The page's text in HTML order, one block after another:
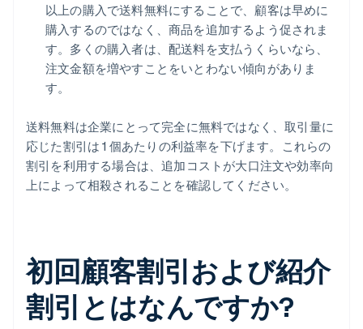
以上の購入で送料無料にすることで、顧客は早めに
購入するのではなく、商品を追加するよう促されま
す。多くの購入者は、配送料を支払うくらいなら、
注文金額を増やすことをいとわない傾向がありま
す。
送料無料は企業にとって完全に無料ではなく、取引量に
応じた割引は 1 個あたりの利益率を下げます。これらの
割引を利用する場合は、追加コストが大口注文や効率向
上によって相殺されることを確認してください。
初回顧客割引および紹介
割引とはなんですか?